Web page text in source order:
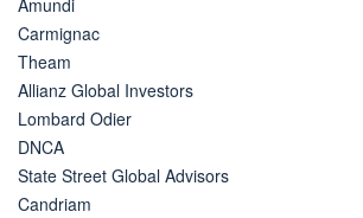
Carmignac
Theam
Allianz Global Investors
Lombard Odier
DNCA
State Street Global Advisors
Candriam